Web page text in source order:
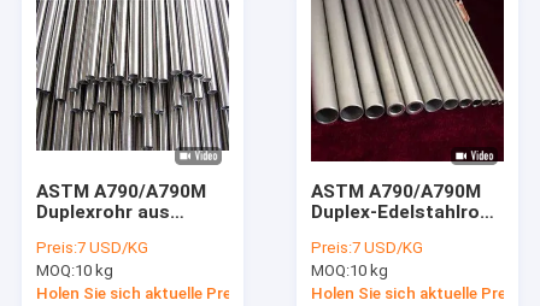
API-Kohlenstoffstahlrohr
Nahtloses Rohr des Edelstahls
geschweißten Edelstahl-Rohr
Nickel-Legierungs-Rohr
Hastelloy-Rohr
ASTM A790/A790M
Duplexrohr aus
Maßgabe der UNS
S39274 ASME
B36.19M 2" SCH40
Preis:7 USD/KG
MOQ:10 kg
Holen Sie sich aktuelle Preis
ASTM A790/A790M
Duplex-Edelstahlrohr
B36.19M UNS
S32950/UNS
S32304/UNS
Preis:7 USD/KG
MOQ:10 kg
Holen Sie sich aktuelle Preis